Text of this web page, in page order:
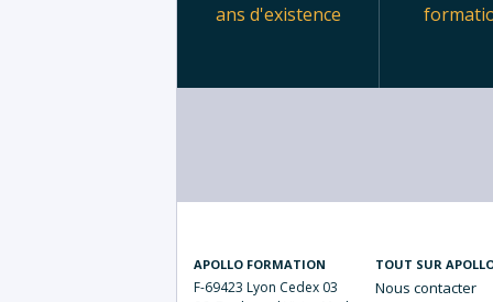
ans d'existence
APOLLO FORMATION
F-69423 Lyon Cedex 03
TOUT SUR
Nouscontacter